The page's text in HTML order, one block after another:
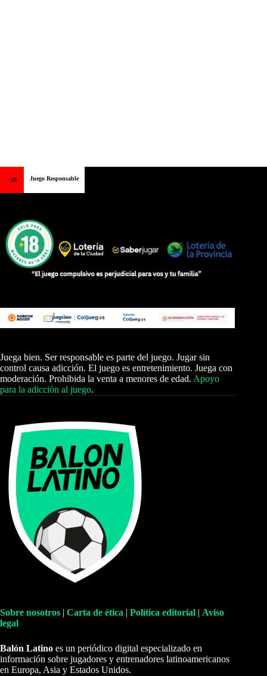
+18 Juego Responsable
Juega bien. Ser responsable es parte del juego. Jugar sin
control causa adicción. El juego es entretenimiento. Juega con
moderación. Prohibida la venta a menores de edad. Apoyo
para la adicción al juego.
Sobre nosotros | Carta de ética | Política editorial | Aviso
legal
Balón Latino es un periódico digital especializado en
información sobre jugadores y entrenadores latinoamericanos
en Europa, Asia y Estados Unidos.